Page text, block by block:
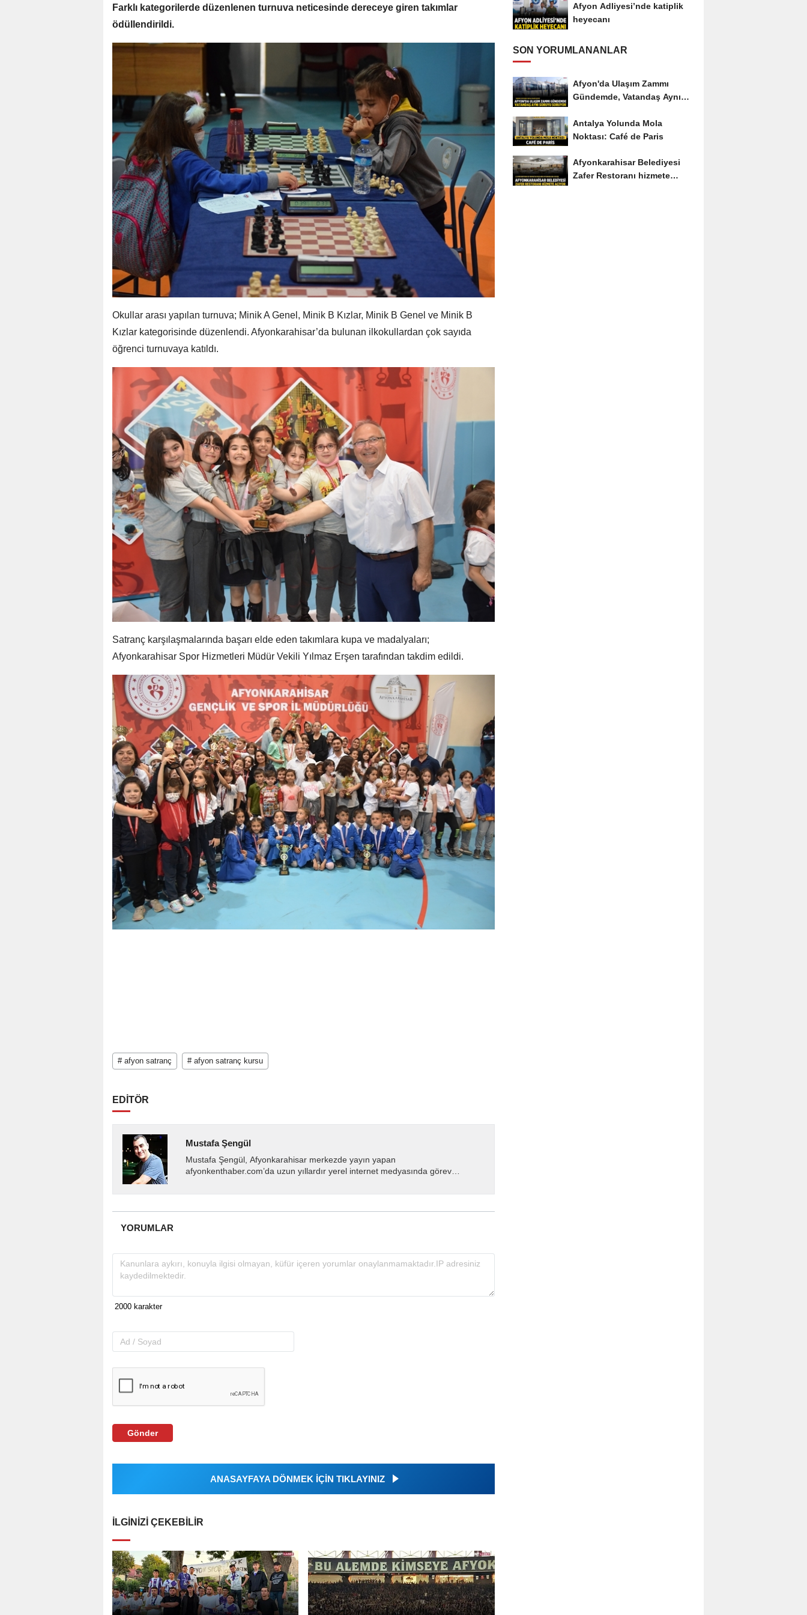
Farklı kategorilerde düzenlenen turnuva neticesinde dereceye giren takımlar
ödüllendirildi.
Okullar arası yapılan turnuva; Minik A Genel, Minik B Kızlar, Minik B Genel ve Minik B
Kızlar kategorisinde düzenlendi. Afyonkarahisar’da bulunan ilkokullardan çok sayıda
öğrenci turnuvaya katıldı.
Satranç karşılaşmalarında başarı elde eden takımlara kupa ve madalyaları;
Afyonkarahisar Spor Hizmetleri Müdür Vekili Yılmaz Erşen tarafından takdim edildi.
# afyon satranç # afyon satranç kursu
EDİTÖR
Mustafa Şengül
Mustafa Şengül, Afyonkarahisar merkezde yayın yapan
afyonkenthaber.com’da uzun yıllardır yerel internet medyasında görev
YORUMLAR
Gönder
ANASAYFAYA DÖNMEK İÇİN TIKLAYINIZ
İLGINIZI ÇEKEBILIR
Afyon Adliyesi’nde katiplik
heyecanı
SON YORUMLANANLAR
Afyon'da Ulaşım Zammı
Gündemde, Vatandaş Aynı
Antalya Yolunda Mola
Noktası: Café de Paris
Afyonkarahisar Belediyesi
Zafer Restoranı hizmete